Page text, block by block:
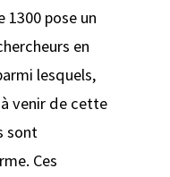
pose un
en
lesquels,
venir de cette
sont
Ces